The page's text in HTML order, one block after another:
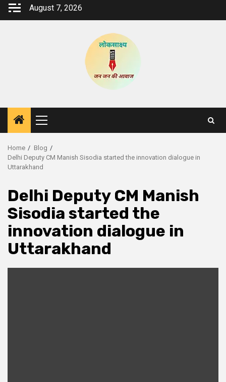
Skip
August 7, 2026
Primary
Menu
Home
Blog
Delhi Deputy CM Manish Sisodia started the innovation dialogue in
Uttarakhand
Delhi Deputy CM Manish
Sisodia started the
innovation dialogue in
Uttarakhand